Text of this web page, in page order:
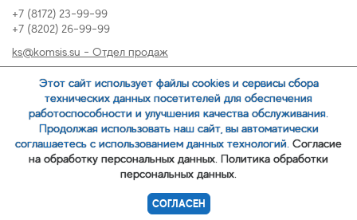
+7 (8172) 23-99-99
+7 (8202) 26-99-99
ks@komsis.su - Отдел продаж
oz@komsis.su - Отдел закупок
ЗАКАЗАТЬ ЗВОНОК
Политика обработки персональных данных
Этот сайт использует файлы cookies и сервисы сбора
технических данных посетителей для обеспечения
работоспособности и улучшения качества обслуживания.
Продолжая использовать наш сайт, вы автоматически
соглашаетесь с использованием данных технологий. Согласие
на обработку персональных данных. Политика обработки
персональных данных.
СОГЛАСЕН